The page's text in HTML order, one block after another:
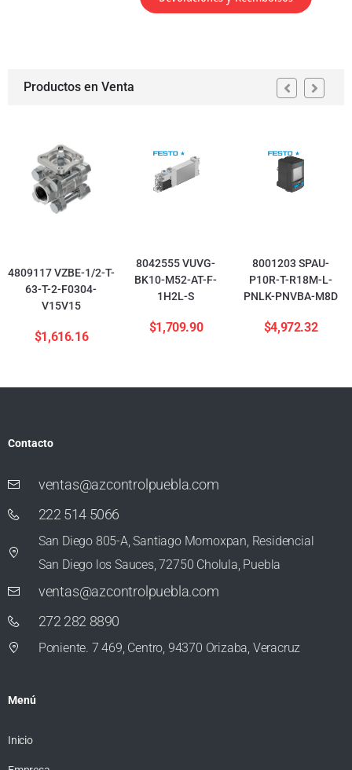
Productos en Venta
4809117 VZBE-1/2-T-
63-T-2-F0304-
V15V15
$1,616.16
8042555 VUVG-
BK10-M52-AT-F-
1H2L-S
$1,709.90
8001203 SPAU-
P10R-T-R18M-L-
PNLK-PNVBA-M8D
$4,972.32
Contacto
ventas@azcontrolpuebla.com
222 514 5066
San Diego 805-A, Santiago Momoxpan, Residencial
San Diego los Sauces, 72750 Cholula, Puebla
ventas@azcontrolpuebla.com
272 282 8890
Poniente. 7 469, Centro, 94370 Orizaba, Veracruz
Menú
Inicio